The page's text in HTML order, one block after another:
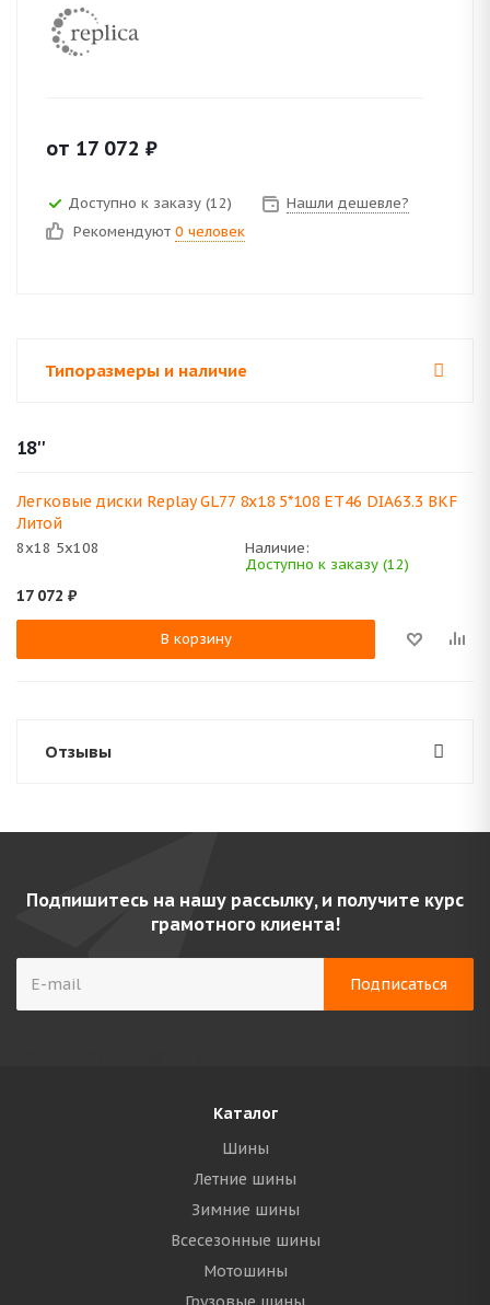
от 17 072 ₽
Доступно к заказу (12)
Нашли дешевле?
Рекомендуют 0 человек
Типоразмеры и наличие
18''
Легковые диски Replay GL77 8x18 5*108 ET46 DIA63.3 BKF
Литой
8x18 5x108
Наличие:
Доступно к заказу (12)
17 072 ₽
В корзину
Отзывы
Подпишитесь на нашу рассылку, и получите курс
грамотного клиента!
Каталог
Шины
Летние шины
Зимние шины
Всесезонные шины
Мотошины